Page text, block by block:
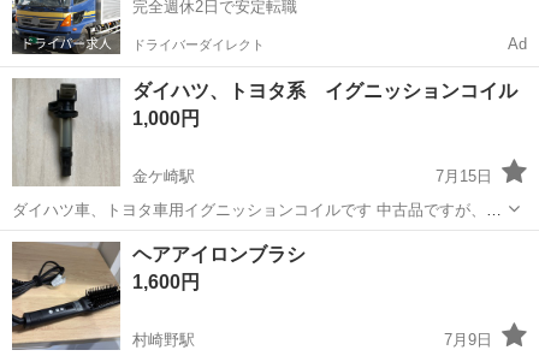
完全週休2日で安定転職
ドライバーダイレクト Ad
ダイハツ、トヨタ系 イグニッションコイル
1,000円
金ケ崎駅
7月15日
ダイハツ車、トヨタ車用イグニッションコイルです 中古品ですが、不
具合なしの物です 始動不良、アイドリング不調、ノッキング等エンジ
ン不調の原因になる部品です 一本スペアとしてもってるといざという
時安心です 新品であれば1本1...
岩手 胆沢郡 金ケ崎駅 美容家電
ヘアアイロンブラシ
1,600円
村崎野駅
7月9日